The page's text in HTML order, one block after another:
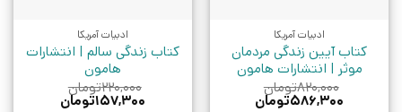
ادبیات آمریکا
کتاب آیین زندگی مردمان
موثر | انتشارات هامون
۸۲۰,۰۰۰تومان
قیمت
۵۸۶,۳۰۰تومان
ادبیات آمریکا
کتاب زندگی سالم | انتشارات
هامون
۲۲۰,۰۰۰تومان
قیمت
۱۵۷,۳۰۰تومان